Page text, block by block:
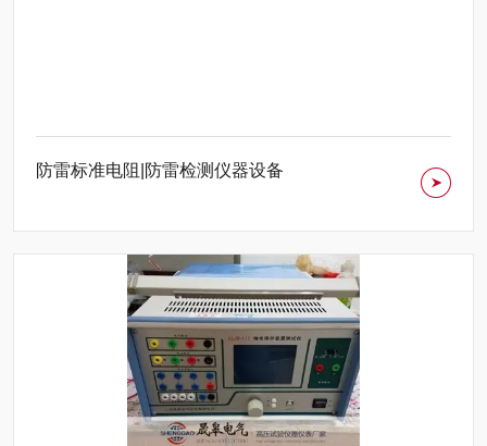
防雷标准电阻|防雷检测仪器设备